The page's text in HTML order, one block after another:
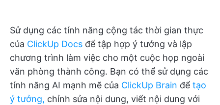
Sử dụng các tính năng cộng tác thời gian thực
của ClickUp Docs để tập hợp ý tưởng và lập
chương trình làm việc cho một cuộc họp ngoài
văn phòng thành công. Bạn có thể sử dụng các
tính năng AI mạnh mẽ của ClickUp Brain để tạo
ý tưởng, chỉnh sửa nội dung, viết nội dung với